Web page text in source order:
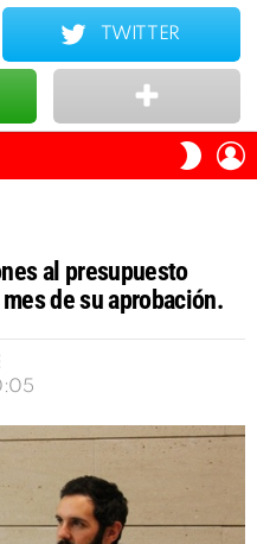
SKIN
al presupuesto
de su aprobación.
TWITTER